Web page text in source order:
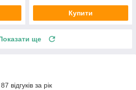
Купити
ще
відгуків за рік